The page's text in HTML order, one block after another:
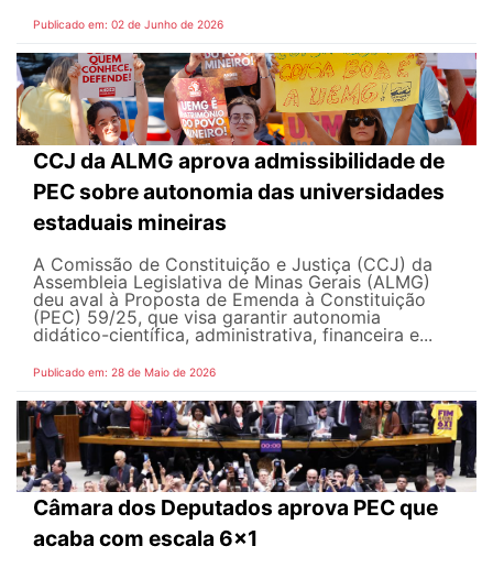
Publicado em: 02 de Junho de 2026
CCJ da ALMG aprova admissibilidade de
PEC sobre autonomia das universidades
estaduais mineiras
A Comissão de Constituição e Justiça (CCJ) da
Assembleia Legislativa de Minas Gerais (ALMG)
deu aval à Proposta de Emenda à Constituição
(PEC) 59/25, que visa garantir autonomia
didático-científica, administrativa, financeira e...
Publicado em: 28 de Maio de 2026
Câmara dos Deputados aprova PEC que
acaba com escala 6x1